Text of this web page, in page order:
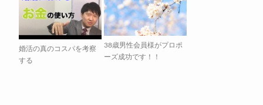
婚活の真のコスパを考察
する
38歳男性会員様がプロポ
ーズ成功です！！